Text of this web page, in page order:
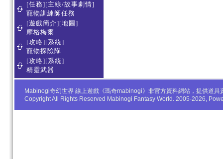
[任務][主線/故事劇情]
寵物訓練師任務
[遊戲簡介][地圖]
摩格梅爾
[攻略][系統]
寵物探險隊
[攻略][系統]
精靈武器
Mabinogi奇幻世界 線上遊戲《瑪奇mabinogi》非官方資料網站，提供道
Copyright All Rights Reserved Mabinogi Fantasy World. 2005-2026,